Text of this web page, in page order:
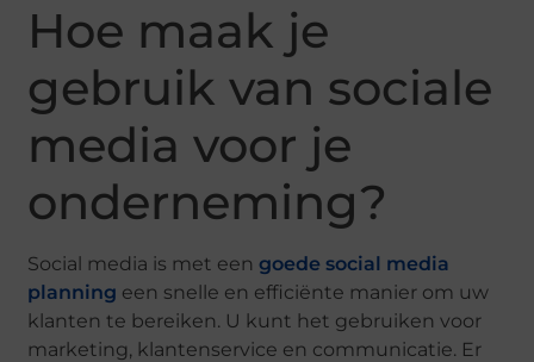
Hoe maak je
gebruik van sociale
media voor je
onderneming?
Social media is met eengoede social media
planning een snelle en efficiënte manier om uw
klanten te bereiken. U kunt het gebruiken voor
marketing, klantenservice en communicatie. Er